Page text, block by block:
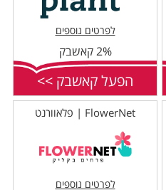
לפרטים נוספים
2% קאשבק
הפעל קאשבק >>
FlowerNet | פלאוורנט
לפרטים נוספים